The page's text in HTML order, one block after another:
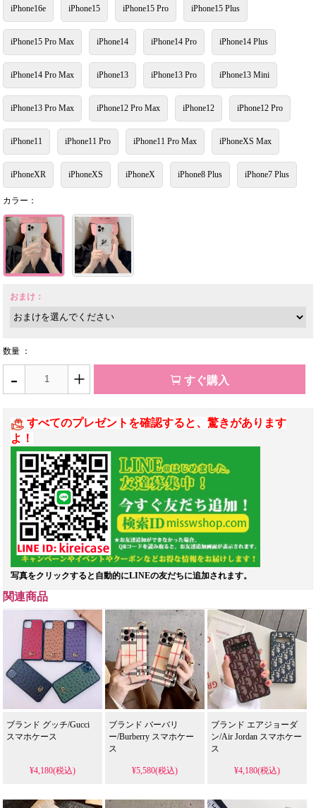
iPhone16e iPhone15 iPhone15 Pro iPhone15 Plus
iPhone15 Pro Max iPhone14 iPhone14 Pro iPhone14 Plus
iPhone14 Pro Max iPhone13 iPhone13 Pro iPhone13 Mini
iPhone13 Pro Max iPhone12 Pro Max iPhone12 iPhone12 Pro
iPhone11 iPhone11 Pro iPhone11 Pro Max iPhoneXS Max
iPhoneXR iPhoneXS iPhoneX iPhone8 Plus iPhone7 Plus
カラー：
おまけ：
数量 ：
- + すぐ購入
すべてのプレゼントを確認すると、驚きがあります
よ！
写真をクリックすると自動的にLINEの友だちに追加されます。
関連商品
ブランド グッチ/Gucci
スマホケース
¥4,180(税込)
ブランド バーバリ
ー/Burberry スマホケー
ス
¥5,580(税込)
ブランド エアジョーダ
ン/Air Jordan スマホケー
ス
¥4,180(税込)